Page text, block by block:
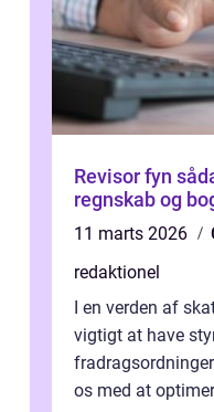
Revisor fyn sådan får du styr på
regnskab og
11 marts 2026
redaktionel
I en verden af
vigtigt at have
os med at